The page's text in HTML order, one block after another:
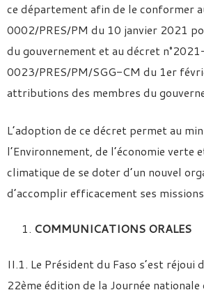
ce département afin de le conformer
0002/PRES/PM du 10 janvier 2021
du gouvernement et au décret
0023/PRES/PM/SGG-CM du 1er
attributions des membres du
L’adoption de ce décret permet au
l’Environnement, de l’économie verte
climatique de se doter d’un nouvel
d’accomplir efficacement ses
COMMUNICATIONS ORALES
II.1. Le Président du Faso s’est réjoui
22ème édition de la Journée nationale